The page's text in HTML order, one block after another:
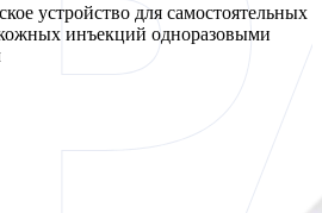
устройство для самостоятельных
инъекций одноразовыми